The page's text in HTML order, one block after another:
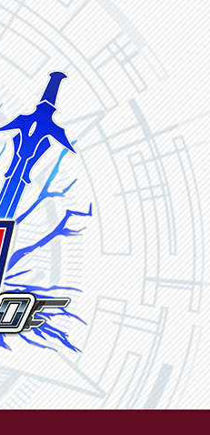
ヴァンガード ZERO